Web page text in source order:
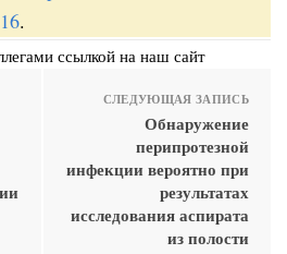
.
ссылкой на наш сайт
СЛЕДУЮЩАЯ ЗАПИСЬ
Обнаружение
перипротезной
инфекции вероятно при
результатах
исследования аспирата
из полости